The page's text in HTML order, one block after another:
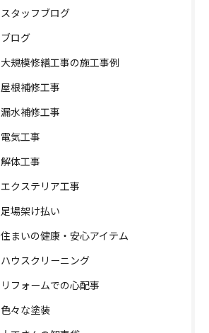
スタッフブログ
ブログ
大規模修繕工事の施工事例
屋根補修工事
漏水補修工事
電気工事
解体工事
エクステリア工事
足場架け払い
住まいの健康・安心アイテム
ハウスクリーニング
リフォームでの心配事
色々な塗装